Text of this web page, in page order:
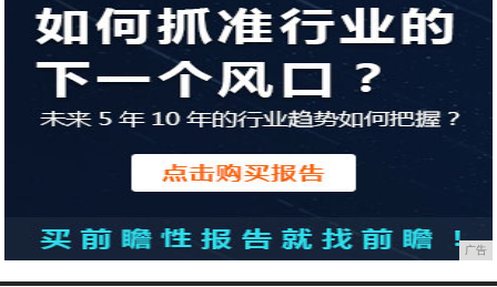
广告